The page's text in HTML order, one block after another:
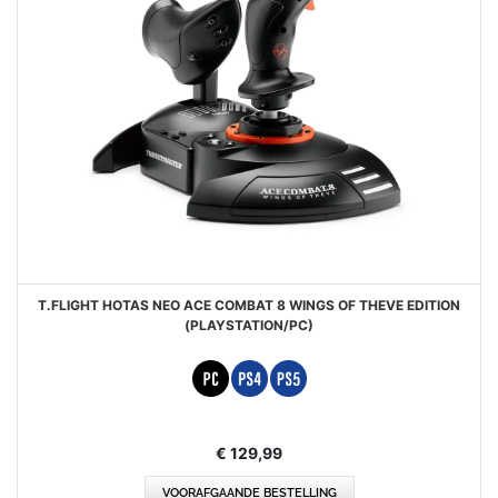
T.FLIGHT HOTAS NEO ACE COMBAT 8 WINGS OF THEVE EDITION
(PLAYSTATION/PC)
€ 129,99
VOORAFGAANDE BESTELLING